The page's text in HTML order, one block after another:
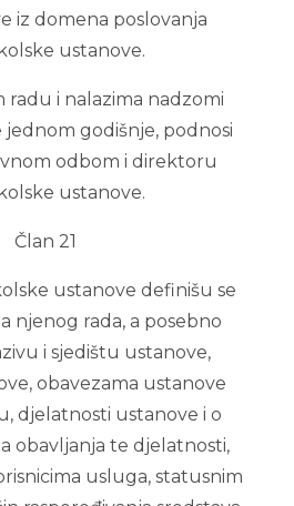
iz domena poslovanja
ustanove.
radu i nalazima nadzomi
godišnje, podnosi
odbom i direktoru
ustanove.
Član 21
ustanove definišu se
njenog rada, a posebno
i sjedištu ustanove,
obavezama ustanove
djelatnosti ustanove i o
obavljanja te djelatnosti,
usluga, statusnim